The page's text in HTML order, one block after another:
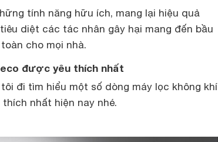
tính năng hữu ích, mang lại hiệu quả
diệt các tác nhân gây hại mang đến bầu
cho mọi nhà.
được yêu thích nhất
đi tìm hiểu một số dòng máy lọc không khí
nhất hiện nay nhé.